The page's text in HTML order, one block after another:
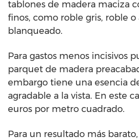
tablones de madera maciza
finos, como roble gris, roble o
blanqueado.
Para gastos menos incisivos
parquet de madera
embargo tiene una esencia
agradable a la vista. En este
euros por metro cuadrado.
Para un resultado más